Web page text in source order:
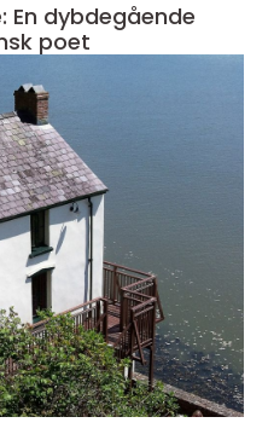
dybdegående
poet